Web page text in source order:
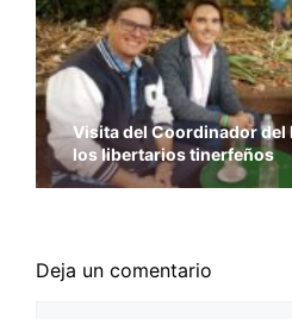
Visita del Coordinador del
los libertarios tinerfeños
Deja un comentario